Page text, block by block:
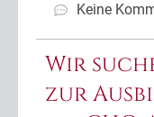
Keine
Wir
zur